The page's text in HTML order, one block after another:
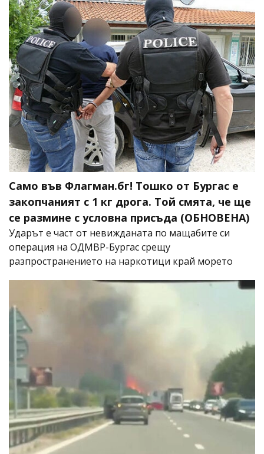
Само във Флагман.бг! Тошко от Бургас е
закопчаният с 1 кг дрога. Той смята, че ще
се размине с условна присъда (ОБНОВЕНА)
Ударът е част от невижданата по мащабите си
операция на ОДМВР-Бургас срещу
разпространението на наркотици край морето